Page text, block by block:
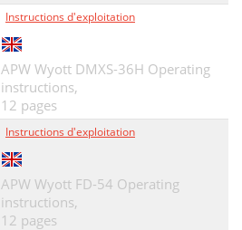
Instructions d'exploitation
APW Wyott DMXS-36H Operating
instructions,
12 pages
Instructions d'exploitation
APW Wyott FD-54 Operating
instructions,
12 pages